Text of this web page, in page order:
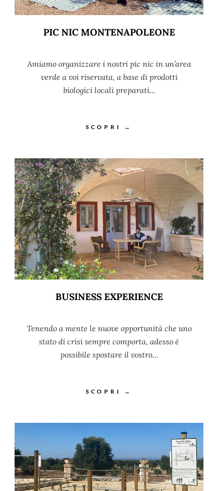
PIC NIC MONTENAPOLEONE
Amiamo organizzare i nostri pic nic in un’area
verde a voi riservata, a base di prodotti
biologici locali preparati…
SCOPRI →
BUSINESS EXPERIENCE
Tenendo a mente le nuove opportunità che uno
stato di crisi sempre comporta, adesso è
possibile spostare il vostro…
SCOPRI →